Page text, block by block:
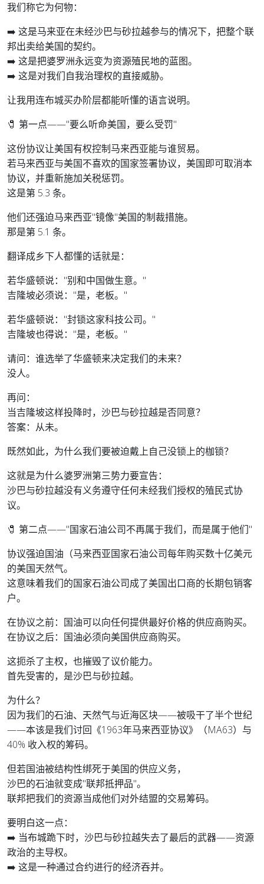
我们称它为何物：
➡️ 这是马来亚在未经沙巴与砂拉越参与的情况下，把整个联
邦出卖给美国的契约。
➡️ 这是把婆罗洲永远变为资源殖民地的蓝图。
➡️ 这是对我们自我治理权的直接威胁。
让我用连布城买办阶层都能听懂的语言说明。
🧷 第一点——"要么听命美国，要么受罚"
这份协议让美国有权控制马来西亚能与谁贸易。
若马来西亚与美国不喜欢的国家签署协议，美国即可取消本
协议，并重新施加关税惩罚。
这是第 5.3 条。
他们还强迫马来西亚"镜像"美国的制裁措施。
那是第 5.1 条。
翻译成乡下人都懂的话就是：
若华盛顿说："别和中国做生意。"
吉隆坡必须说："是，老板。"
若华盛顿说："封锁这家科技公司。"
吉隆坡也得说："是，老板。"
请问：谁选举了华盛顿来决定我们的未来？
没人。
再问：
当吉隆坡这样投降时，沙巴与砂拉越是否同意？
答案：从未。
既然如此，为什么我们要被迫戴上自己没锁上的枷锁？
这就是为什么婆罗洲第三势力要宣告：
沙巴与砂拉越没有义务遵守任何未经我们授权的殖民式协
议。
🧷 第二点——"国家石油公司不再属于我们，而是属于他们"
协议强迫国油（马来西亚国家石油公司每年购买数十亿美元
的美国天然气。
这意味着我们的国家石油公司成了美国出口商的长期包销客
户。
在协议之前：国油可以向任何提供最好价格的供应商购买。
在协议之后：国油必须向美国供应商购买。
这扼杀了主权，也摧毁了议价能力。
首先受害的，是沙巴与砂拉越。
为什么？
因为我们的石油、天然气与近海区块——被吸干了半个世纪
——本该是我们讨回《1963年马来西亚协议》（MA63）与
40% 收入权的筹码。
但若国油被结构性绑死于美国的供应义务，
沙巴的石油就变成"联邦抵押品"。
联邦把我们的资源当成他们对外结盟的交易筹码。
要明白这一点：
➡️ 当布城跪下时，沙巴与砂拉越失去了最后的武器——资源
政治的主导权。
➡️ 这是一种通过合约进行的经济吞并。